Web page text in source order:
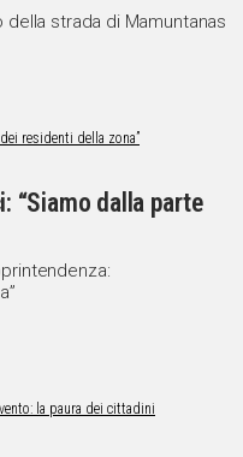
della strada di Mamuntanas
“Siamo dalla parte